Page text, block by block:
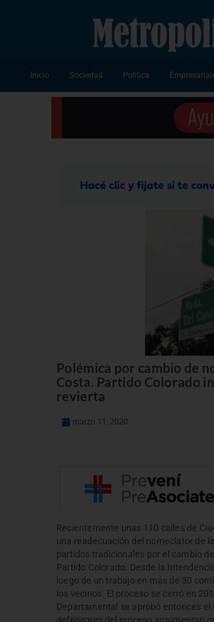
Inicio Sociedad Política
Polémica por cambio de
Costa. Partido Colorado
revierta
marzo 11, 2020
Recientemente unas 110 calles de
una readecuación del nomeclator de
partidos tradicionales por el cambio
Partido Colorado. Desde la
luego de un trabajo en más de 30
los vecinos. El proceso se cerró en
Departamental se aprobó entonces
defensores del proceso argumentan